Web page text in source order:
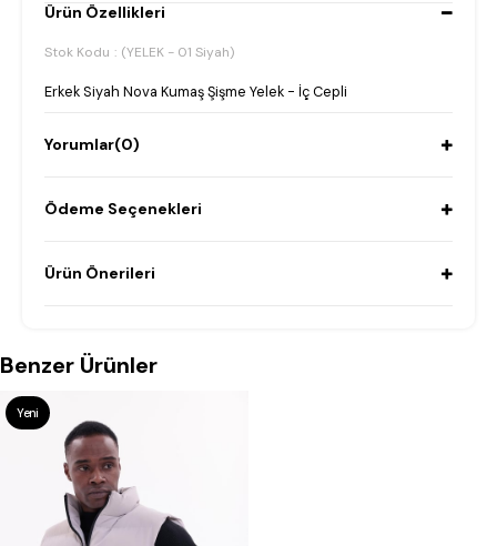
Ürün Özellikleri
Stok Kodu (YELEK - 01 Siyah)
Erkek Siyah Nova Kumaş Şişme Yelek - İç Cepli
Yorumlar(0)
Ödeme Seçenekleri
Ürün Önerileri
Benzer Ürünler
Yeni